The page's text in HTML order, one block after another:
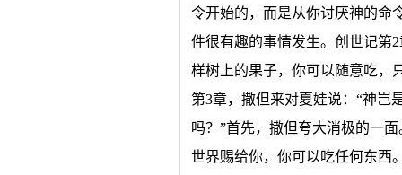
令开始的，而是从你讨厌神的命
件很有趣的事情发生。创世记第
样树上的果子，你可以随意吃，
第3章，撒但来对夏娃说：“神岂
吗？”首先，撒但夸大消极的一
世界赐给你，你可以吃任何东西